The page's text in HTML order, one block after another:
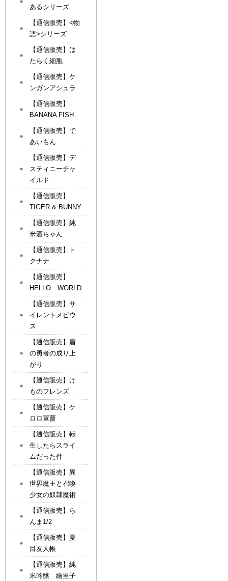
あるシリーズ
【通信販売】<物
語>シリーズ
【通信販売】は
たらく細胞
【通信販売】ケ
ンガンアシュラ
【通信販売】
BANANA FISH
【通信販売】で
あいもん
【通信販売】デ
スティニーチャ
イルド
【通信販売】
TIGER & BUNNY
【通信販売】純
米酒ちゃん
【通信販売】ト
クナナ
【通信販売】
HELLO WORLD
【通信販売】サ
イレントメビウ
ス
【通信販売】盾
の勇者の成り上
がり
【通信販売】け
ものフレンズ
【通信販売】ケ
ロロ軍曹
【通信販売】転
生したらスライ
ムだった件
【通信販売】異
世界魔王と召喚
少女の奴隷魔術
【通信販売】ら
んま1/2
【通信販売】夏
目友人帳
【通信販売】純
米吟醸 繪里子